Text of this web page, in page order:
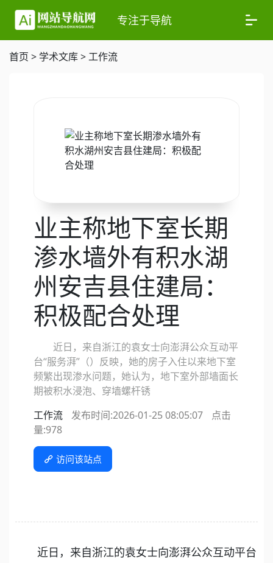
专注于导航
首页 > 学术文库>工作流
业主称地下室长期
渗水墙外有积水湖
州安吉县住建局：
积极配合处理
近日，来自浙江的袁女士向澎湃公众互动平
台“服务湃”（）反映，她的房子入住以来地下室
频繁出现渗水问题，她认为，地下室外部墙面长
期被积水浸泡、穿墙螺杆锈
工作流
发布时间:2026-01-25 08:05:07
点击
量:978
访问该站点
近日，来自浙江的袁女士向澎湃公众互动平台